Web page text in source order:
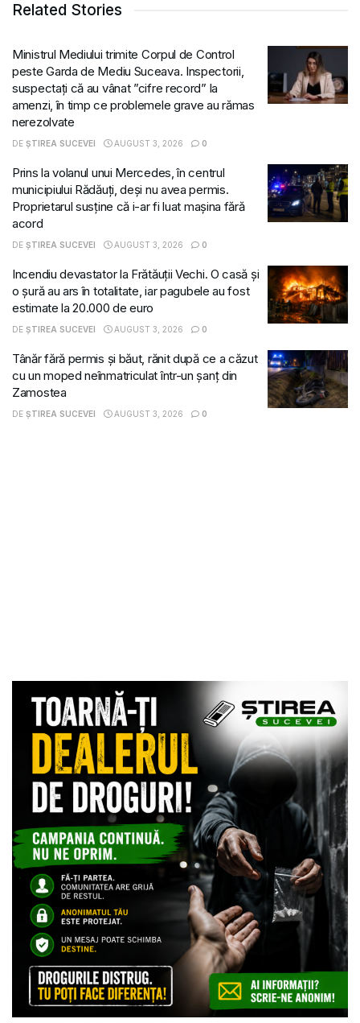
Related Stories
Ministrul Mediului trimite Corpul de Control
peste Garda de Mediu Suceava. Inspectorii,
suspectați că au vânat ”cifre record” la
amenzi, în timp ce problemele grave au rămas
nerezolvate
DE ȘTIREA SUCEVEI AUGUST 3, 2026 0
Prins la volanul unui Mercedes, în centrul
municipiului Rădăuți, deși nu avea permis.
Proprietarul susține că i-ar fi luat mașina fără
acord
DE ȘTIREA SUCEVEI AUGUST 3, 2026 0
Incendiu devastator la Frătăuții Vechi. O casă și
o șură au ars în totalitate, iar pagubele au fost
estimate la 20.000 de euro
DE ȘTIREA SUCEVEI AUGUST 3, 2026 0
Tânăr fără permis și băut, rănit după ce a căzut
cu un moped neînmatriculat într-un șanț din
Zamostea
DE ȘTIREA SUCEVEI AUGUST 3, 2026 0